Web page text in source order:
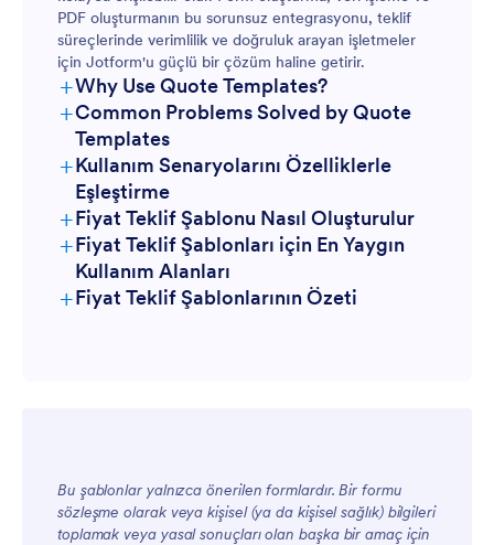
PDF oluşturmanın bu sorunsuz entegrasyonu, teklif
süreçlerinde verimlilik ve doğruluk arayan işletmeler
için Jotform'u güçlü bir çözüm haline getirir.
+Why Use Quote Templates?
+Common Problems Solved by Quote
Templates
+Kullanım Senaryolarını Özelliklerle
Eşleştirme
+Fiyat Teklif Şablonu Nasıl Oluşturulur
+Fiyat Teklif Şablonları için En Yaygın
Kullanım Alanları
Yöneticiler İçin
+Fiyat Teklif Şablonlarının Özeti
Bu şablonlar yalnızca önerilen formlardır. Bir formu
sözleşme olarak veya kişisel (ya da kişisel sağlık) bilgileri
toplamak veya yasal sonuçları olan başka bir amaç için